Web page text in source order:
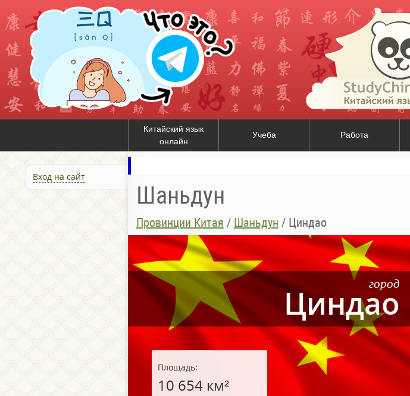
Китайский язык
онлайн
Учеба Работа
Вход на сайт
Шаньдун
Провинции Китая / Шаньдун / Циндао
город
Циндао
Площадь:
10 654 км²